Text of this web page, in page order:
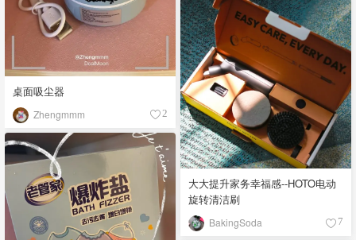
桌面吸尘器
Zhengmmm 2
大大提升家务幸福感--HOTO电动
旋转清洁刷
BakingSoda 7